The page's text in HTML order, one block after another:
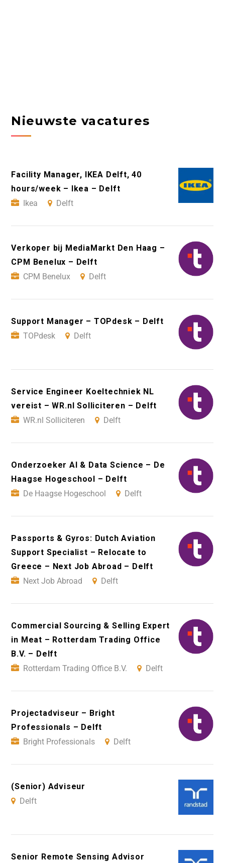
Nieuwste vacatures
Facility Manager, IKEA Delft, 40
hours/week – Ikea – Delft
Ikea
Delft
Verkoper bij MediaMarkt Den Haag –
CPM Benelux – Delft
CPM Benelux
Delft
Support Manager – TOPdesk – Delft
TOPdesk
Delft
Service Engineer Koeltechniek NL
vereist – WR.nl Solliciteren – Delft
WR.nl Solliciteren
Delft
Onderzoeker AI & Data Science – De
Haagse Hogeschool – Delft
De Haagse Hogeschool
Delft
Passports & Gyros: Dutch Aviation
Support Specialist – Relocate to
Greece – Next Job Abroad – Delft
Next Job Abroad
Delft
Commercial Sourcing & Selling Expert
in Meat – Rotterdam Trading Office
B.V. – Delft
Rotterdam Trading Office B.V.
Delft
Projectadviseur – Bright
Professionals – Delft
Bright Professionals
Delft
(Senior) Adviseur
Delft
Senior Remote Sensing Advisor